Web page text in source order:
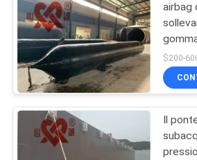
Marine
Airbags
airbag
nave
$200-
Il